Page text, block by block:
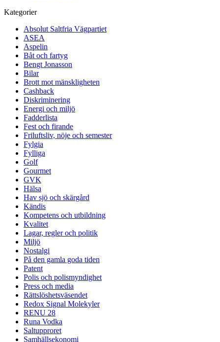
Kategorier
Absolut Saltfria Vägpartiet
ASEA
Aspelin
Båt och fartyg
Bengt Jonasson
Bilar
Brott mot mänskligheten
Cashback
Diskriminering
Energi och miljö
Fadderlista
Fest och firande
Friluftsliv, nöje och semester
Fylgia
Fylliga
Golf
Gourmet
GVK
Hälsa
Hav sjö och skärgård
Kändis
Kompetens och utbildning
Kvalitet
Lagar, regler och politik
Miljö
Nostalgi
På den gamla goda tiden
Patent
Polis och polismyndighet
Press och media
Rättslöshetsväsendet
Redox Signal Molekyler
RENU 28
Runa Vodka
Saltupproret
Samhällsekonomi